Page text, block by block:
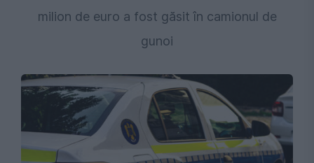
milion de euro a fost găsit în camionul de
gunoi